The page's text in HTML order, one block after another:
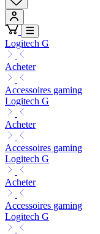
Logitech G
Acheter
Accessoires gaming
Logitech G
Acheter
Accessoires gaming
Logitech G
Acheter
Accessoires gaming
Logitech G